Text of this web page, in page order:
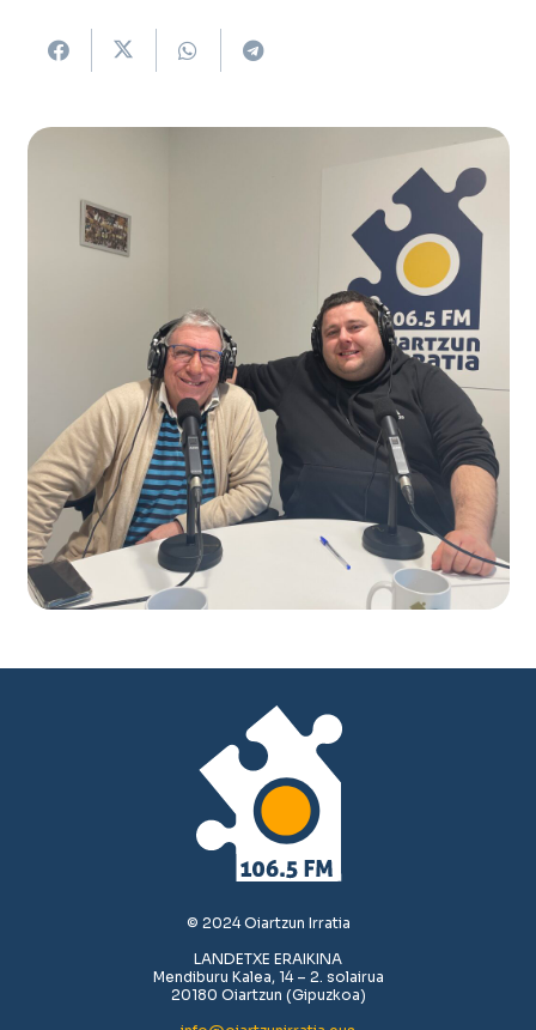
© 2024 Oiartzun Irratia
LANDETXE ERAIKINA
Mendiburu Kalea, 14 – 2. solairua
20180 Oiartzun (Gipuzkoa)